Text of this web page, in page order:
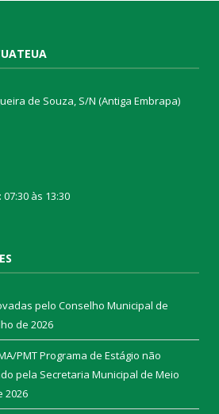
de Souza, S/N (Antiga Embrapa)
às 13:30
pelo Conselho Municipal de
de 2026
PMT Programa de Estágio não
pela Secretaria Municipal de Meio
2026